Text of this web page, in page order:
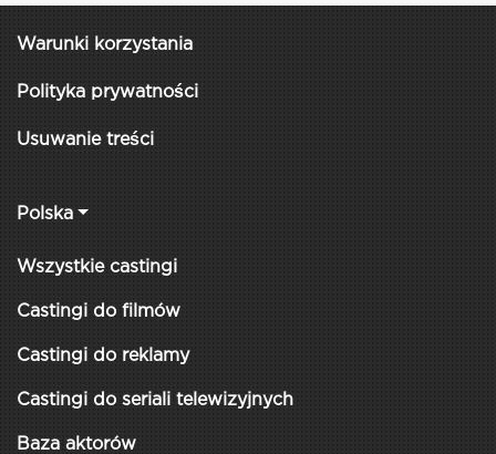
Warunki korzystania
Polityka prywatności
Usuwanie treści
Polska
Wszystkie castingi
Castingi do filmów
Castingi do reklamy
Castingi do seriali telewizyjnych
Baza aktorów